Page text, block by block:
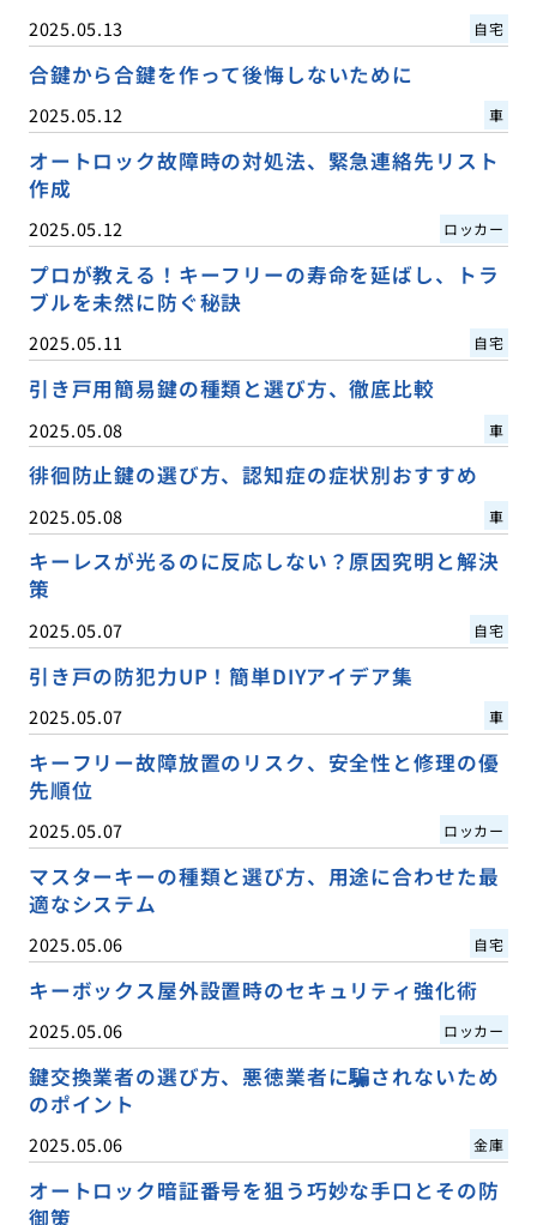
2025.05.13 自宅
合鍵から合鍵を作って後悔しないために
2025.05.12 車
オートロック故障時の対処法、緊急連絡先リスト
作成
2025.05.12 ロッカー
プロが教える！キーフリーの寿命を延ばし、トラ
ブルを未然に防ぐ秘訣
2025.05.11 自宅
引き戸用簡易鍵の種類と選び方、徹底比較
2025.05.08 車
徘徊防止鍵の選び方、認知症の症状別おすすめ
2025.05.08 車
キーレスが光るのに反応しない？原因究明と解決
策
2025.05.07 自宅
引き戸の防犯力UP！簡単DIYアイデア集
2025.05.07 車
キーフリー故障放置のリスク、安全性と修理の優
先順位
2025.05.07 ロッカー
マスターキーの種類と選び方、用途に合わせた最
適なシステム
2025.05.06 自宅
キーボックス屋外設置時のセキュリティ強化術
2025.05.06 ロッカー
鍵交換業者の選び方、悪徳業者に騙されないため
のポイント
2025.05.06 金庫
オートロック暗証番号を狙う巧妙な手口とその防
御策